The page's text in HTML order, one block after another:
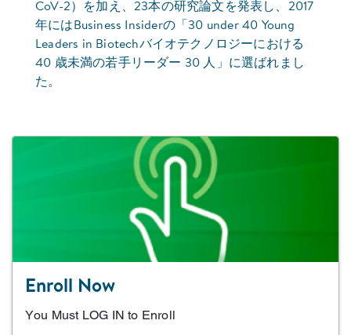
CoV-2）を加え、23本の研究論文を発表し、2017
年にはBusiness Insiderの「30 under 40 Young
Leaders in Biotechバイオテクノロジーにおける
40 歳未満の若手リーダー 30 人」に選ばれまし
た。
Enroll Now
You Must LOG IN to Enroll